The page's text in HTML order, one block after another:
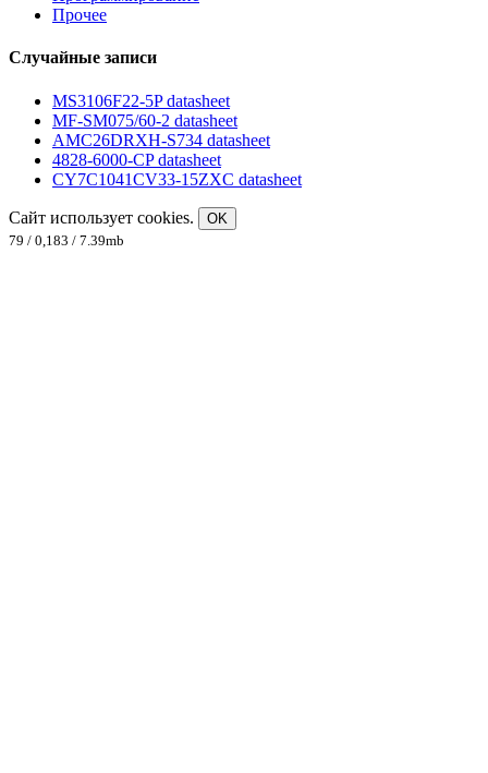
Прочее
Случайные записи
MS3106F22-5P datasheet
MF-SM075/60-2 datasheet
AMC26DRXH-S734 datasheet
4828-6000-CP datasheet
CY7C1041CV33-15ZXC datasheet
Сайт использует cookies.
OK
79 / 0,183 / 7.39mb